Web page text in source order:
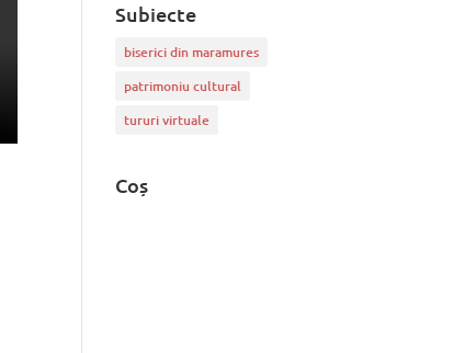
Subiecte
biserici din maramures
patrimoniu cultural
tururi virtuale
Coș